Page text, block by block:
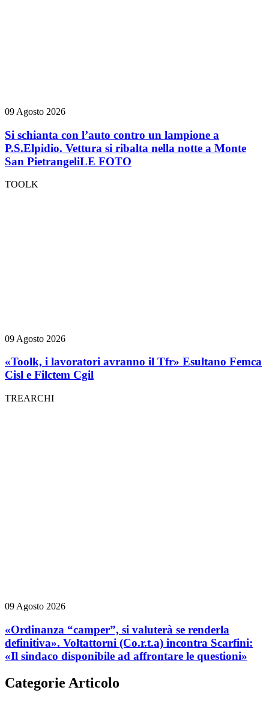
09 Agosto 2026
Si schianta con l’auto contro un lampione a
P.S.Elpidio. Vettura si ribalta nella notte a Monte
San PietrangeliLE FOTO
TOOLK
09 Agosto 2026
«Toolk, i lavoratori avranno il Tfr» Esultano Femca
Cisl e Filctem Cgil
TREARCHI
09 Agosto 2026
«Ordinanza “camper”, si valuterà se renderla
definitiva». Voltattorni (Co.r.t.a) incontra Scarfini:
«Il sindaco disponibile ad affrontare le questioni»
Categorie Articolo